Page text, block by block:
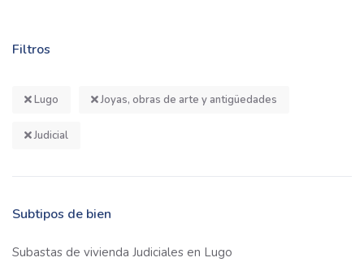
Filtros
Lugo Joyas, obras de arte y antigüedades
Judicial
Subtipos de bien
Subastas de vivienda Judiciales en Lugo